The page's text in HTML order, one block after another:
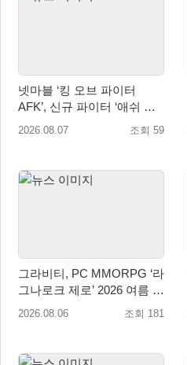
넷마블 ‘킹 오브 파이터
AFK’, 신규 파이터 ‘애쉬 크
림존’ 업데이트
2026.08.07 조회 59
그라비티, PC MMORPG ‘라
그나로크 제로’ 2026 여름 프
로모션 진행!
2026.08.06 조회 181